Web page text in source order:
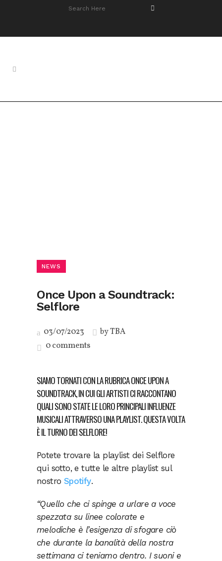
NEWS
Once Upon a Soundtrack:
Selflore
03/07/2023 byTBA
0 comments
SIAMO TORNATI CON LA RUBRICAONCE UPON A
SOUNDTRACK, IN CUI GLI ARTISTI CI RACCONTANO
QUALI SONO STATE LE LORO PRINCIPALI INFLUENZE
MUSICALI ATTRAVERSO UNA PLAYLIST. QUESTA VOLTA
È IL TURNO DEI SELFLORE!
Potete trovare la playlist dei Selflore
qui sotto, e tutte le altre playlist sul
nostro Spotify.
“Quello che ci spinge a urlare a voce
spezzata su linee colorate e
melodiche è l’esigenza di sfogare ciò
che durante la banalità della nostra
settimana ci teniamo dentro. I suoni e